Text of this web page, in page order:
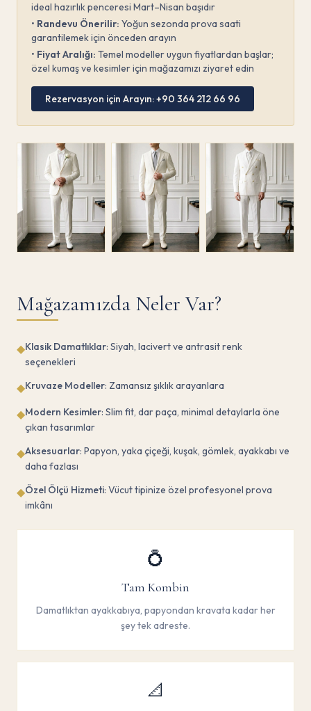
ideal hazırlık penceresi Mart–Nisan başıdır
• Randevu Önerilir: Yoğun sezonda prova saati
garantilemek için önceden arayın
• Fiyat Aralığı: Temel modeller uygun fiyatlardan başlar;
özel kumaş ve kesimler için mağazamızı ziyaret edin
Rezervasyon için Arayın:+90 364 212 66 96
Mağazamızda Neler Var?
◆Klasik Damatlıklar: Siyah, lacivert ve antrasit renk
seçenekleri
◆Kruvaze Modeller: Zamansız şıklık arayanlara
◆Modern Kesimler: Slim fit, dar paça, minimal detaylarla öne
çıkan tasarımlar
◆Aksesuarlar: Papyon, yaka çiçeği, kuşak, gömlek, ayakkabı ve
daha fazlası
◆Özel Ölçü Hizmeti: Vücut tipinize özel profesyonel prova
imkânı
💍
Tam Kombin
Damatlıktan ayakkabıya, papyondan kravata kadar her
şey tek adreste.
📐